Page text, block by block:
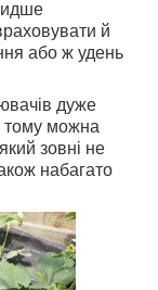
й
або ж удень
дуже
тому можна
зовні не
набагато